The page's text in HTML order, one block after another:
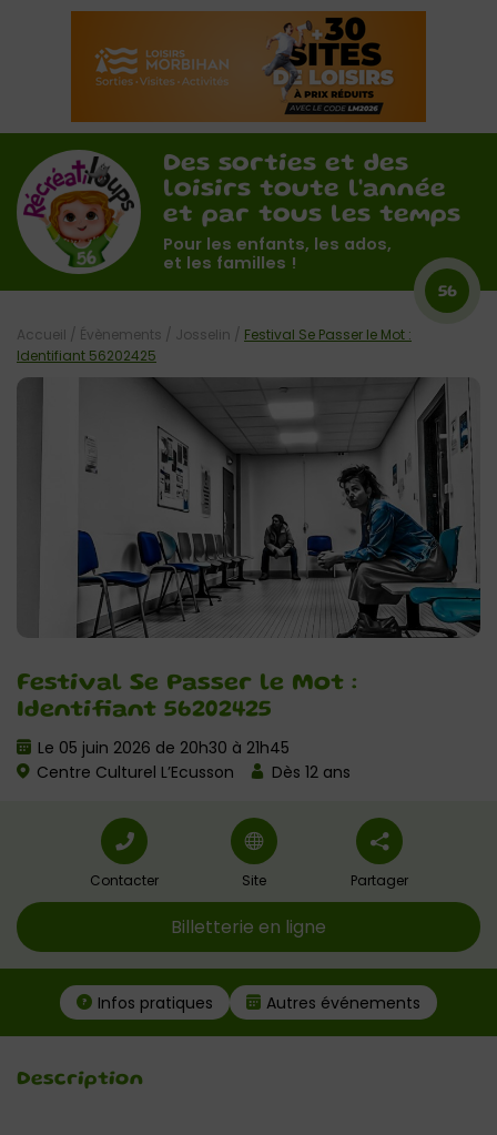
Des sorties et des
loisirs toute l'année
et par tous les temps
Pour les enfants, les ados,
et les familles !
56
Festival Se Passer le Mot :
Identifiant 56202425
Le 05 juin 2026 de 20h30 à 21h45
Centre Culturel L’Ecusson
Dès 12 ans
Accueil / Évènements / Josselin / Festival Se Passer le Mot :
Identifiant 56202425
Contacter Site Partager
Billetterie en ligne
Infos pratiques Autres événements
Description